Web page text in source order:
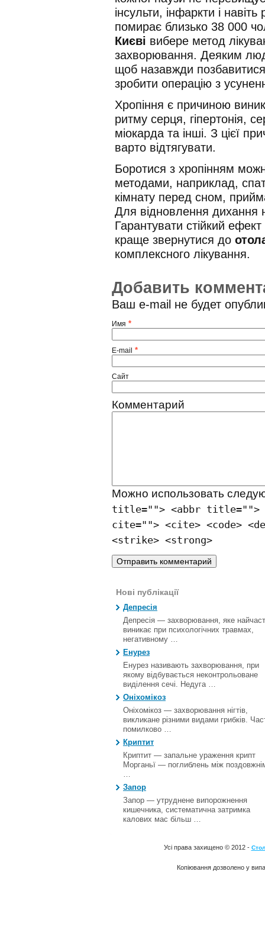
інсульти, інфаркти і
помирає близько 38 000
Києві вибере метод
захворювання. Деяким
щоб назавжди
зробити операцію з
Хропіння є причиною
ритму серця, гіпертонія,
міокарда та інші. З цієї
варто відтягувати.
Боротися з хропінням
методами, наприклад,
кімнату перед сном,
Для відновлення дихання
Гарантувати стійкий
краще звернутися до
комплексного лікування.
Добавить
Ваш e-mail не будет
Имя *
E-mail *
Сайт
Комментарий
Можно использовать
title=""> <abbr title="">
cite=""> <cite> <code>
<strike> <strong>
Нові публікації
Депресія
Депресія — захворювання, яке
виникає при психологічних травмах,
негативному …
Енурез
Енурез називають захворювання, при
якому відбувається неконтрольоване
виділення сечі. Недуга …
Оніхомікоз
Оніхомікоз — захворювання нігтів,
викликане різними видами грибків.
помилково …
Криптит
Криптит — запальне ураження крипт
Морганьї — поглиблень між
…
Запор
Запор — утруднене випорожнення
кишечника, систематична затримка
калових мас більш …
Усі права захищено © 2012 -
Копіювання дозволено у